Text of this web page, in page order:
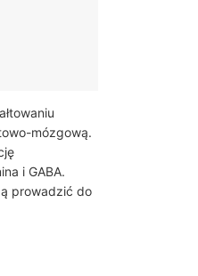
mózgową.
i GABA.
prowadzić do